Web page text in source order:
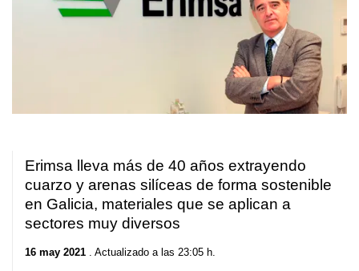
Erimsa lleva más de 40 años extrayendo
cuarzo y arenas silíceas de forma sostenible
en Galicia, materiales que se aplican a
sectores muy diversos
16 may 2021 . Actualizado a las 23:05 h.